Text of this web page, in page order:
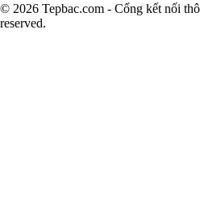
© 2026 Tepbac.com - Cổng kết nối
reserved.